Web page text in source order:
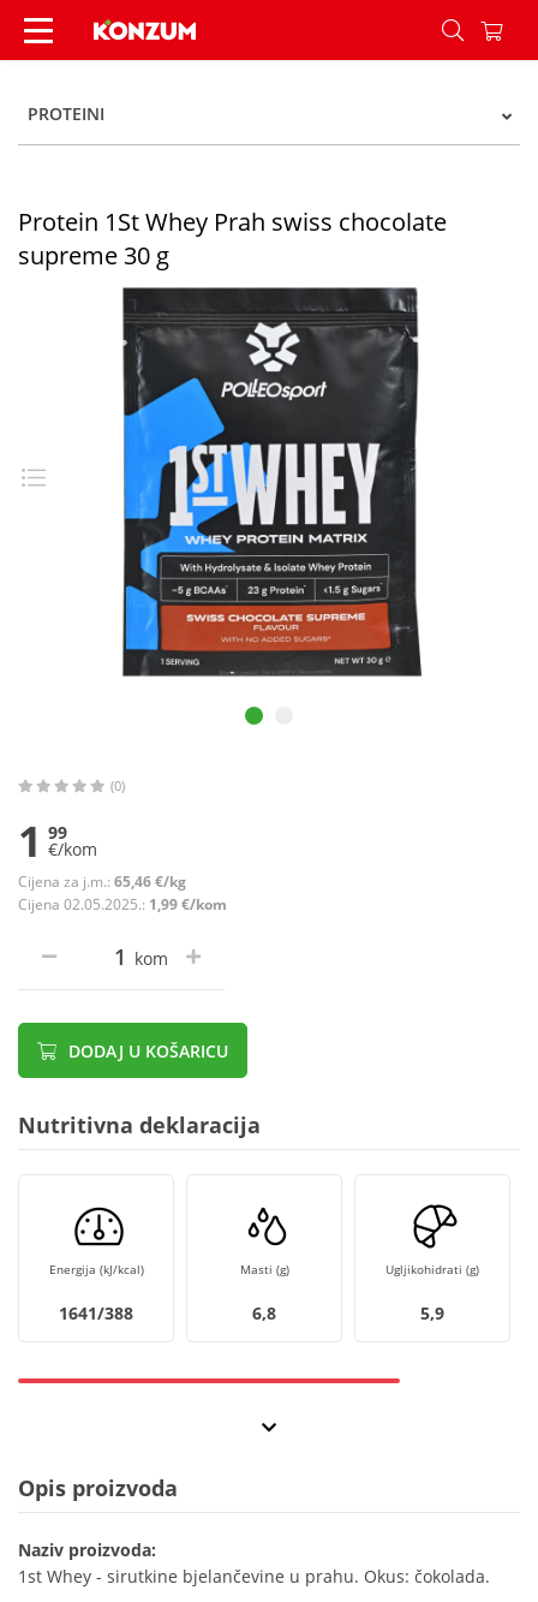
Protein 1St Whey Prah swiss chocolate supreme
PROTEINI
Protein 1St Whey Prah swiss chocolate
supreme 30 g
(0)
1 99
€/kom
Cijena za j.m.: 65,46 €/kg
Cijena 02.05.2025.: 1,99 €/kom
kom
DODAJ U KOŠARICU
Nutritivna deklaracija
Energija (kJ/kcal)
1641/388
Masti (g)
6,8
Ugljikohidrati (g)
5,9
Opis proizvoda
Naziv proizvoda:
1st Whey - sirutkine bjelančevine u prahu. Okus: čokolada.